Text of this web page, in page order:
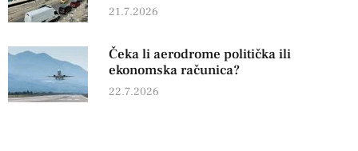
21.7.2026
Čeka li aerodrome politička ili
ekonomska računica?
22.7.2026